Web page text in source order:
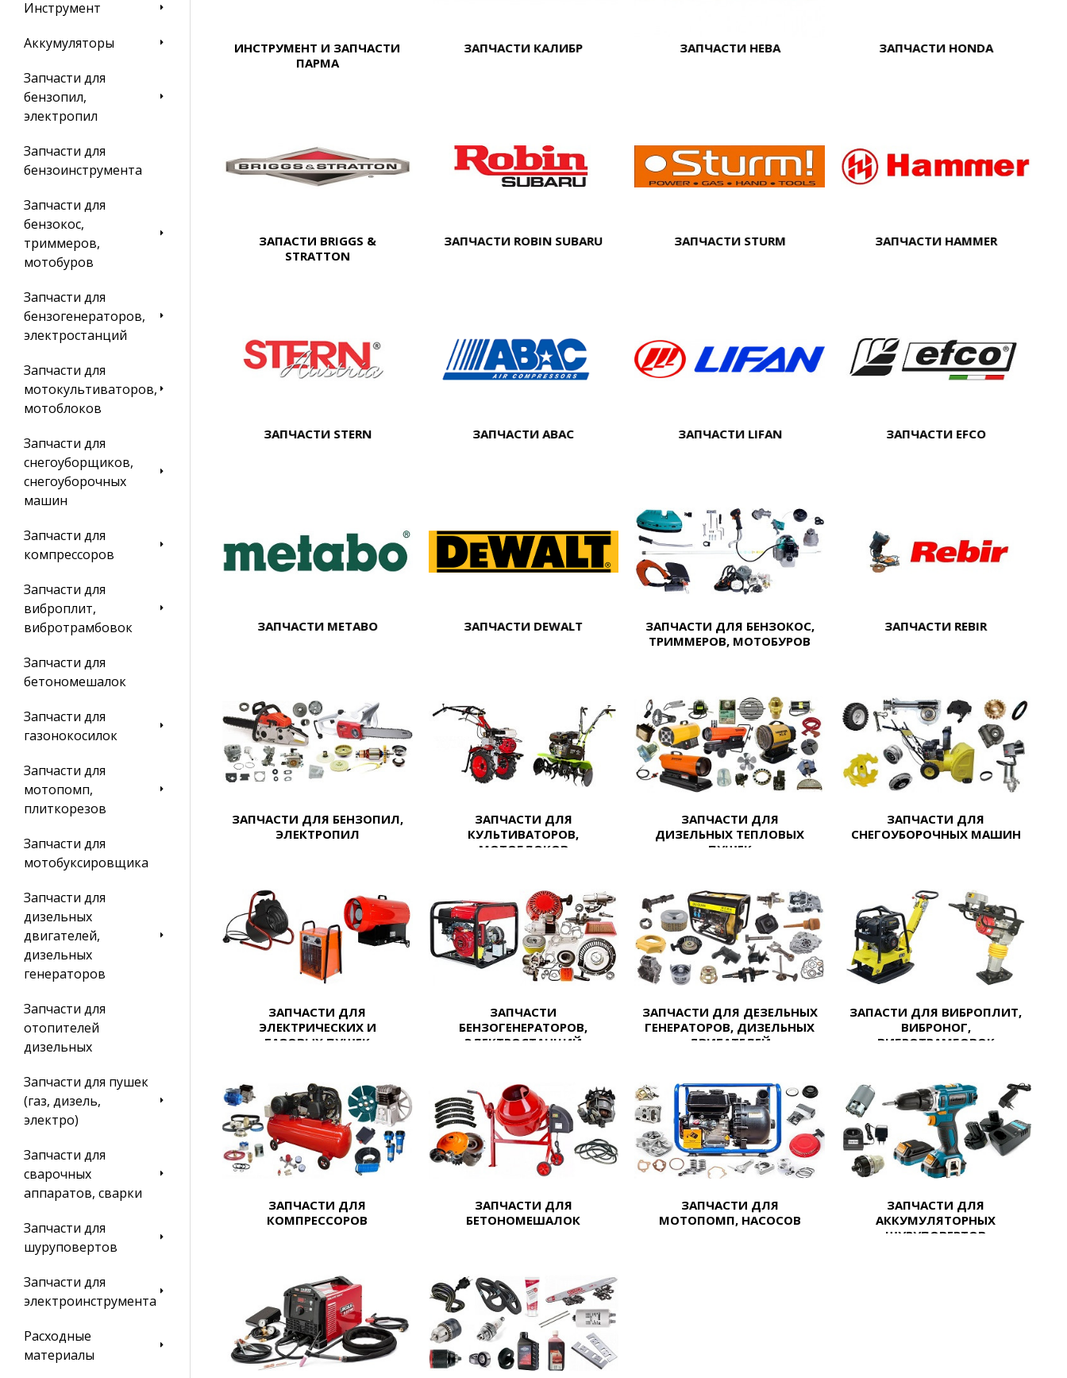
Инструмент
Аккумуляторы
Запчасти для
бензопил,
электропил
Запчасти для
бензоинструмента
Запчасти для
бензокос,
триммеров,
мотобуров
Запчасти для
бензогенераторов,
электростанций
Запчасти для
мотокультиваторов,
мотоблоков
Запчасти для
снегоуборщиков,
снегоуборочных
машин
Запчасти для
компрессоров
Запчасти для
виброплит,
вибротрамбовок
Запчасти для
бетономешалок
Запчасти для
газонокосилок
Запчасти для
мотопомп,
плиткорезов
Запчасти для
мотобуксировщика
Запчасти для
дизельных
двигателей,
дизельных
генераторов
Запчасти для
отопителей
дизельных
Запчасти для пушек
(газ, дизель,
электро)
Запчасти для
сварочных
аппаратов, сварки
Запчасти для
шуруповертов
Запчасти для
электроинструмента
Расходные
материалы
ИНСТРУМЕНТ И ЗАПЧАСТИ
ПАРМА
ЗАПЧАСТИ КАЛИБР ЗАПЧАСТИ НЕВА ЗАПЧАСТИ HONDA
ЗАПАСТИ BRIGGS &
STRATTON
ЗАПЧАСТИ ROBIN SUBARU ЗАПЧАСТИ STURM ЗАПЧАСТИ HAMMER
ЗАПЧАСТИ STERN ЗАПЧАСТИ ABAC ЗАПЧАСТИ LIFAN ЗАПЧАСТИ EFCO
ЗАПЧАСТИ METABO ЗАПЧАСТИ DEWALT
ЗАПЧАСТИ ДЛЯ БЕНЗОКОС,
ТРИММЕРОВ, МОТОБУРОВ
ЗАПЧАСТИ REBIR
ЗАПЧАСТИ ДЛЯ БЕНЗОПИЛ,
ЭЛЕКТРОПИЛ
ЗАПЧАСТИ ДЛЯ
КУЛЬТИВАТОРОВ,
МОТОБЛОКОВ
ЗАПЧАСТИ ДЛЯ
ДИЗЕЛЬНЫХ ТЕПЛОВЫХ
ПУШЕК
ЗАПЧАСТИ ДЛЯ
СНЕГОУБОРОЧНЫХ МАШИН
ЗАПЧАСТИ ДЛЯ
ЭЛЕКТРИЧЕСКИХ И
ГАЗОВЫХ ПУШЕК
ЗАПЧАСТИ
БЕНЗОГЕНЕРАТОРОВ,
ЭЛЕКТРОСТАНЦИЙ
ЗАПЧАСТИ ДЛЯ ДЕЗЕЛЬНЫХ
ГЕНЕРАТОРОВ, ДИЗЕЛЬНЫХ
ДВИГАТЕЛЕЙ
ЗАПАСТИ ДЛЯ ВИБРОПЛИТ,
ВИБРОНОГ,
ВИБРОТРАМБОВОК
ЗАПЧАСТИ ДЛЯ
КОМПРЕССОРОВ
ЗАПЧАСТИ ДЛЯ
БЕТОНОМЕШАЛОК
ЗАПЧАСТИ ДЛЯ
МОТОПОМП, НАСОСОВ
ЗАПЧАСТИ ДЛЯ
АККУМУЛЯТОРНЫХ
ШУРУПОВЕРТОВ